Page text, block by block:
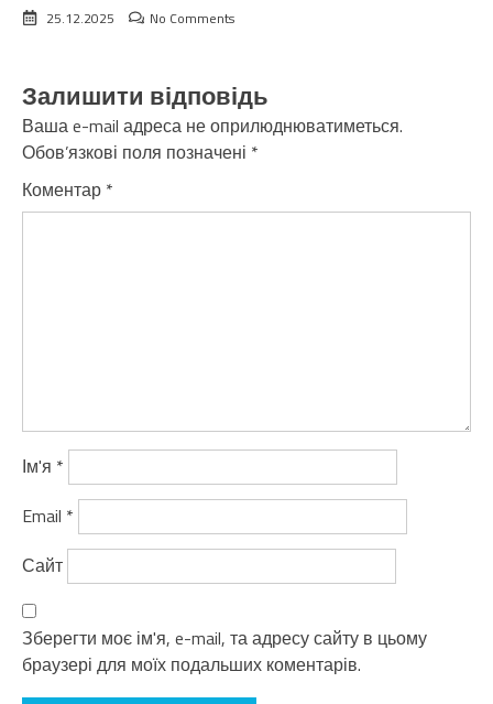
25.12.2025
No Comments
Залишити відповідь
Ваша e-mail адреса не оприлюднюватиметься.
Обов’язкові поля позначені *
Коментар *
Ім'я *
Email *
Сайт
Зберегти моє ім'я, e-mail, та адресу сайту в цьому
браузері для моїх подальших коментарів.